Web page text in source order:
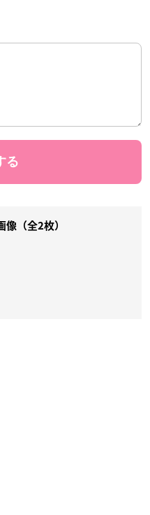
像（全2枚）